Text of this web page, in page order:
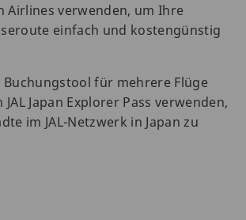
Airlines verwenden, um Ihre
einfach und kostengünstig
Buchungstool für mehrere Flüge
Japan Explorer Pass verwenden,
im JAL-Netzwerk in Japan zu